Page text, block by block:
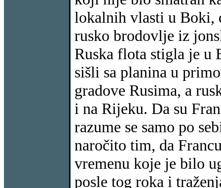
lokalnih vlasti u Boki,
rusko brodovlje iz
Ruska flota stigla je u
sišli sa planina u
gradove Rusima, a
i na Rijeku. Da su
razume se samo po
naročito tim, da
vremenu koje je bilo
posle tog roka i